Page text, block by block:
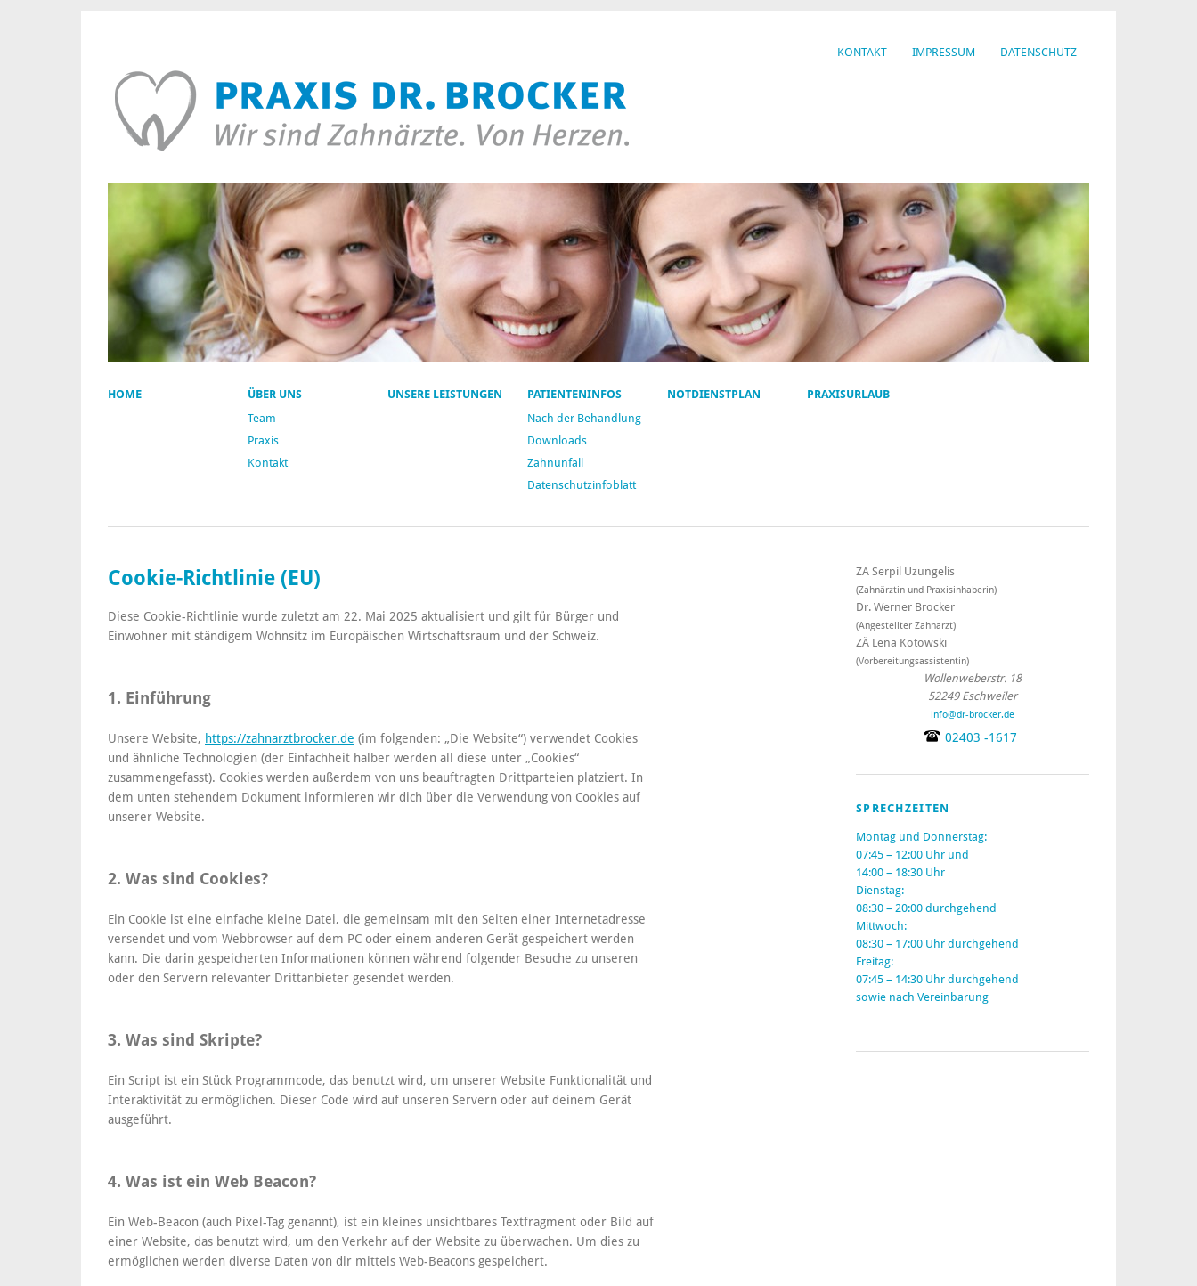
KONTAKT IMPRESSUM DATENSCHUTZ
HOME
ÜBER UNS
Team
Praxis
Kontakt
UNSERE LEISTUNGEN
PATIENTENINFOS
Nach der Behandlung
Downloads
Zahnunfall
Datenschutzinfoblatt
NOTDIENSTPLAN PRAXISURLAUB
Cookie-Richtlinie (EU)
Diese Cookie-Richtlinie wurde zuletzt am 22. Mai 2025 aktualisiert und gilt für Bürger und
Einwohner mit ständigem Wohnsitz im Europäischen Wirtschaftsraum und der Schweiz.
1. Einführung
Unsere Website, https://zahnarztbrocker.de (im folgenden: „Die Website“) verwendet Cookies
und ähnliche Technologien (der Einfachheit halber werden all diese unter „Cookies“
zusammengefasst). Cookies werden außerdem von uns beauftragten Drittparteien platziert. In
dem unten stehendem Dokument informieren wir dich über die Verwendung von Cookies auf
unserer Website.
2. Was sind Cookies?
Ein Cookie ist eine einfache kleine Datei, die gemeinsam mit den Seiten einer Internetadresse
versendet und vom Webbrowser auf dem PC oder einem anderen Gerät gespeichert werden
kann. Die darin gespeicherten Informationen können während folgender Besuche zu unseren
oder den Servern relevanter Drittanbieter gesendet werden.
3. Was sind Skripte?
Ein Script ist ein Stück Programmcode, das benutzt wird, um unserer Website Funktionalität und
Interaktivität zu ermöglichen. Dieser Code wird auf unseren Servern oder auf deinem Gerät
ausgeführt.
4. Was ist ein Web Beacon?
Ein Web-Beacon (auch Pixel-Tag genannt), ist ein kleines unsichtbares Textfragment oder Bild auf
einer Website, das benutzt wird, um den Verkehr auf der Website zu überwachen. Um dies zu
ermöglichen werden diverse Daten von dir mittels Web-Beacons gespeichert.
ZÄ Serpil Uzungelis
(Zahnärztin und Praxisinhaberin)
Dr. Werner Brocker
(Angestellter Zahnarzt)
ZÄ Lena Kotowski
(Vorbereitungsassistentin)
Wollenweberstr. 18
52249 Eschweiler
info@dr-brocker.de
02403 -1617
SPRECHZEITEN
Montag und Donnerstag:
07:45 – 12:00 Uhr und
14:00 – 18:30 Uhr
Dienstag:
08:30 – 20:00 durchgehend
Mittwoch:
08:30 – 17:00 Uhr durchgehend
Freitag:
07:45 – 14:30 Uhr durchgehend
sowie nach Vereinbarung